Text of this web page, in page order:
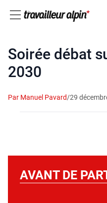
Soirée débat
2030
Par Manuel Pavard/29
AVANT DE